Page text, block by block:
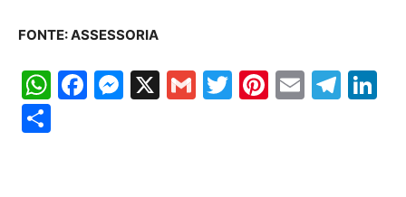
FONTE: ASSESSORIA
WhatsApp
Facebook
Messenger
X GmailTwitter
Pinterest
Email